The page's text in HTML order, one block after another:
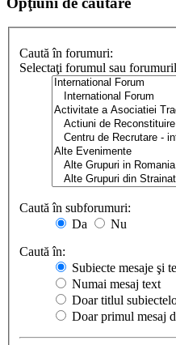
Caută în forumuri:
Selectaţi forumul sau
Caută în subforumuri:
Da
Nu
Caută în:
Subiecte mesaje şi
Numai mesaj text
Doar titlul
Doar primul mesaj